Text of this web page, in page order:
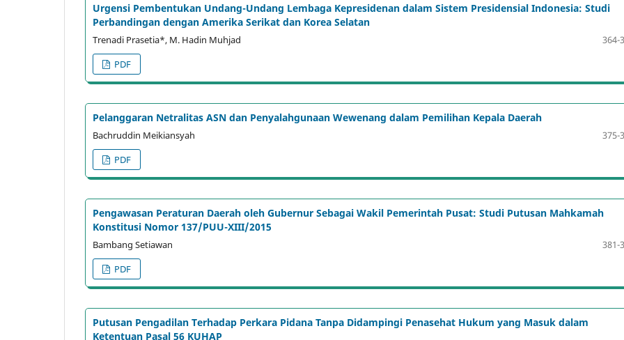
Urgensi Pembentukan Undang-Undang Lembaga Kepresidenan dalam Sistem Presidensial Indonesia: Studi
Perbandingan dengan Amerika Serikat dan Korea Selatan
Trenadi Prasetia*, M. Hadin Muhjad
364-
PDF
Pelanggaran Netralitas ASN dan Penyalahgunaan Wewenang dalam Pemilihan Kepala Daerah
Bachruddin Meikiansyah
375-
PDF
Pengawasan Peraturan Daerah oleh Gubernur Sebagai Wakil Pemerintah Pusat: Studi Putusan Mahkamah
Konstitusi Nomor 137/PUU-XIII/2015
Bambang Setiawan
381-
PDF
Putusan Pengadilan Terhadap Perkara Pidana Tanpa Didampingi Penasehat Hukum yang Masuk dalam
Ketentuan Pasal 56 KUHAP